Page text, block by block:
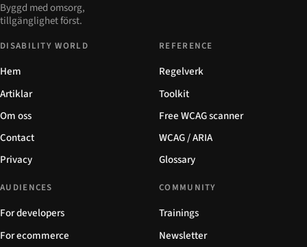
Byggd med omsorg,
tillgänglighet först.
DISABILITY WORLD
Hem
Artiklar
Om oss
Contact
Privacy
REFERENCE
Regelverk
Toolkit
Free WCAG scanner
WCAG / ARIA
Glossary
AUDIENCES
For developers
For ecommerce
COMMUNITY
Trainings
Newsletter